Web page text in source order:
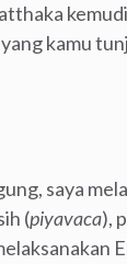
kamu
saya
(piyavaca),